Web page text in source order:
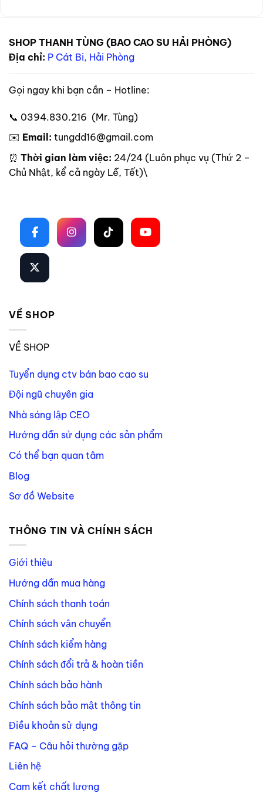
SHOP THANH TÙNG (BAO CAO SU HẢI PHÒNG)
Địa chỉ: P Cát Bi, Hải Phòng
Gọi ngay khi bạn cần – Hotline:
📞 0394.830.216 (Mr. Tùng)
✉️ Email: tungdd16@gmail.com
⏰ Thời gian làm việc: 24/24 (Luôn phục vụ (Thứ 2 –
Chủ Nhật, kể cả ngày Lễ, Tết)\
VỀ SHOP
VỀ SHOP
Tuyển dụng ctv bán bao cao su
Đội ngũ chuyên gia
Nhà sáng lập CEO
Hướng dẫn sử dụng các sản phẩm
Có thể bạn quan tâm
Blog
Sơ đồ Website
THÔNG TIN VÀ CHÍNH SÁCH
Giới thiệu
Hướng dẫn mua hàng
Chính sách thanh toán
Chính sách vận chuyển
Chính sách kiểm hàng
Chính sách đổi trả & hoàn tiền
Chính sách bảo hành
Chính sách bảo mật thông tin
Điều khoản sử dụng
FAQ – Câu hỏi thường gặp
Liên hệ
Cam kết chất lượng